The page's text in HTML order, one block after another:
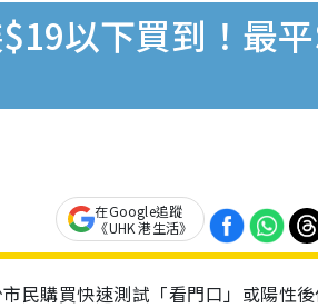
以下買到！最
在Google追蹤
《UHK 港生活》
民購買快速測試「看門口」或陽性